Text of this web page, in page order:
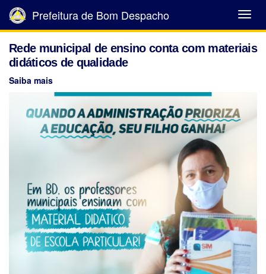
Abrir
Menu
Prefeitura de Bom Despacho
Rede municipal de ensino conta com materiais
didáticos de qualidade
Saiba mais